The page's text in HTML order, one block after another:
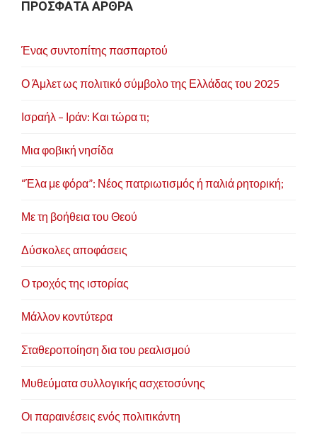
θ
ω
ν
ΠΡΟΣΦΑΤΑ ΑΡΘΡΑ
Ένας συντοπίτης πασπαρτού
Ο Άμλετ ως πολιτικό σύμβολο της Ελλάδας του 2025
Ισραήλ – Ιράν: Και τώρα τι;
Μια φοβική νησίδα
“Έλα με φόρα”: Νέος πατριωτισμός ή παλιά ρητορική;
Με τη βοήθεια του Θεού
Δύσκολες αποφάσεις
Ο τροχός της ιστορίας
Μάλλον κοντύτερα
Σταθεροποίηση δια του ρεαλισμού
Μυθεύματα συλλογικής ασχετοσύνης
Οι παραινέσεις ενός πολιτικάντη